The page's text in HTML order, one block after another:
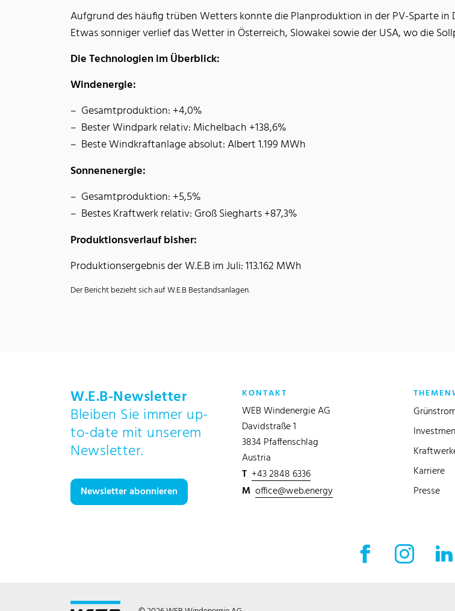
Aufgrund des häufig trüben Wetters konnte die Planproduktion in der PV-Sparte
Etwas sonniger verlief das Wetter in Österreich, Slowakei sowie der USA, wo die
Die Technologien im Überblick:
Windenergie:
Gesamtproduktion: +4,0%
Bester Windpark relativ: Michelbach +138,6%
Beste Windkraftanlage absolut: Albert 1.199 MWh
Sonnenenergie:
Gesamtproduktion: +5,5%
Bestes Kraftwerk relativ: Groß Siegharts +87,3%
Produktionsverlauf bisher:
Produktionsergebnis der W.E.B im Juli: 113.162 MWh
Der Bericht bezieht sich auf W.E.B Bestandsanlagen.
W.E.B-Newsletter
Bleiben Sie immer up-
to-date mit unserem
Newsletter.
Newsletter abonnieren
KONTAKT
WEB Windenergie AG
Davidstraße 1
3834 Pfaffenschlag
Austria
T +43 2848 6336
M office@web.energy
Karriere
Presse
Facebook